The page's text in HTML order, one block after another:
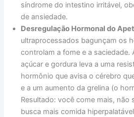
síndrome do intestino irritável,
de ansiedade.
Desregulação Hormonal do
ultraprocessados bagunçam os
controlam a fome e a saciedade.
açúcar e gordura leva a uma
hormônio que avisa o cérebro
e a um aumento da grelina (o
Resultado: você come mais, não
busca mais comida